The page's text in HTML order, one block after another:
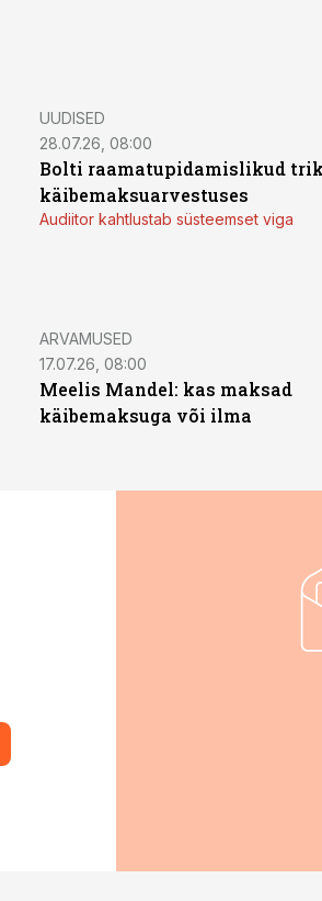
UUDISED
28.07.26, 08:00
Bolti raamatupidamislikud
käibemaksuarvestuses
Audiitor kahtlustab süsteemset viga
ARVAMUSED
17.07.26, 08:00
Meelis Mandel: kas maksad
käibemaksuga või ilma